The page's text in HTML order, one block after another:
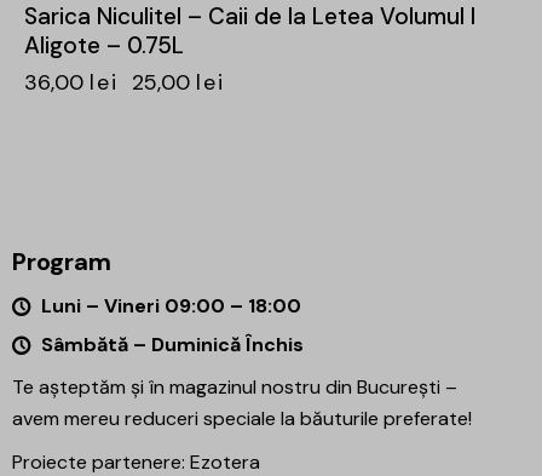
Sarica Niculitel – Caii de la Letea Volumul I
Aligote – 0.75L
36,00 lei 25,00 lei
Program
Luni – Vineri 09:00 – 18:00
Sâmbătă – Duminică Închis
Te așteptăm și în magazinul nostru din București –
avem mereu reduceri speciale la băuturile preferate!
Proiecte partenere: Ezotera